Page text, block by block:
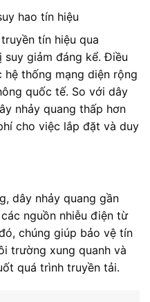
hao tín hiệu
tín hiệu qua
suy giảm đáng kể. Điều
thống mạng diện rộng
quốc tế. So với dây
nhảy quang thấp hơn
cho việc lắp đặt và duy
dây nhảy quang gần
nguồn nhiễu điện từ
chúng giúp bảo vệ tín
trường xung quanh và
quá trình truyền tải.